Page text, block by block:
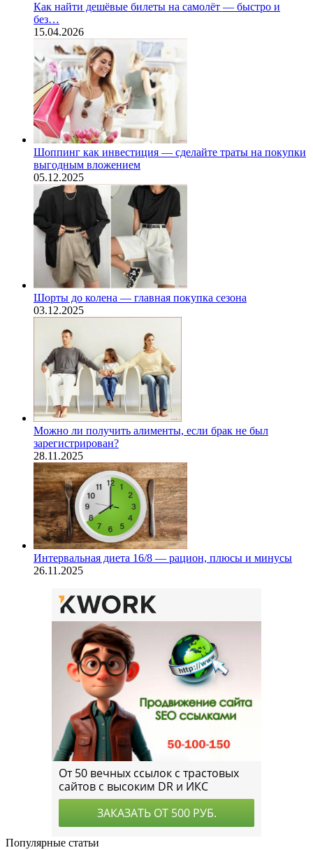
Как найти дешёвые билеты на самолёт — быстро и
без…
15.04.2026
Шоппинг как инвестиция — сделайте траты на покупки
выгодным вложением
05.12.2025
Шорты до колена — главная покупка сезона
03.12.2025
Можно ли получить алименты, если брак не был
зарегистрирован?
28.11.2025
Интервальная диета 16/8 — рацион, плюсы и минусы
26.11.2025
Популярные статьи